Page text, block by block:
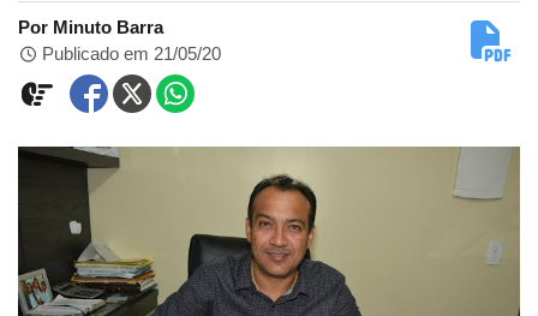
Por Minuto Barra
Publicado em 21/05/20